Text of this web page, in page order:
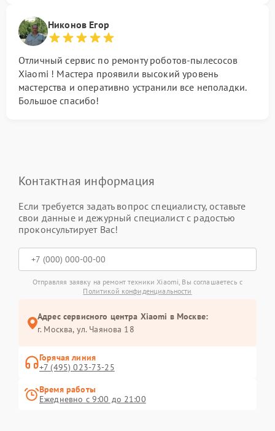
Никонов Егор
Отличный сервис по ремонту роботов-пылесосов
Xiaomi ! Мастера проявили высокий уровень
мастерства и оперативно устранили все неполадки.
Большое спасибо!
Контактная информация
Если требуется задать вопрос специалисту, оставьте
свои данные и дежурный специалист с радостью
проконсультирует Вас!
Отправляя заявку на ремонт техники Xiaomi, Вы соглашаетесь с
Политикой конфиденциальности
Адрес сервисного центра Xiaomi в Москве:
г. Москва, ул. Чаянова 18
Горячая линия
+7 (495) 023-73-25
Время работы
Ежедневно с 9:00 до 21:00